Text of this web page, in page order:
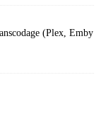
(Plex, Emby